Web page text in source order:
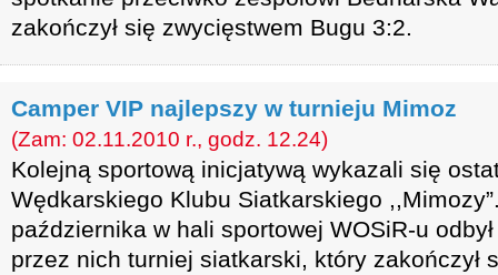
zakończył się zwycięstwem Bugu 3:2.
Camper VIP najlepszy w turnieju Mimoz
(Zam: 02.11.2010 r., godz. 12.24)
Kolejną sportową inicjatywą wykazali się
Wędkarskiego Klubu Siatkarskiego
października w hali sportowej WOSiR-u
przez nich turniej siatkarski, który zakończył